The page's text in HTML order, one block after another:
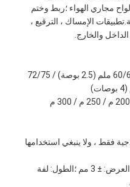
مجاري الهواء ؛ربط وختم
الإمساك ، الترقيع ،
والخارج.
48/50 ملم (2 بوصة) / 60/63 ملم (2.5 بوصة) / 72/75
فقط ، ولا ينبغي استخدامها
2. التسامح: الوزن والسماكة: ± 10٪؛العرض: ± 3 مم ؛الطول: لفة